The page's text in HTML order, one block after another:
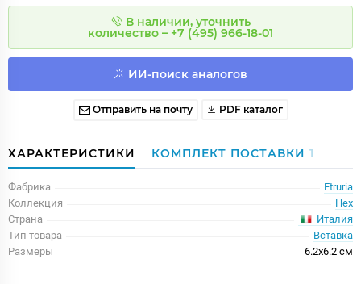
В наличии, уточнить
количество – +7 (495) 966-18-01
ИИ-поиск аналогов
Отправить на почту PDF каталог
ХАРАКТЕРИСТИКИ КОМПЛЕКТ ПОСТАВКИ 1
Фабрика
Etruria
Коллекция
Hex
Страна
Италия
Тип товара
Вставка
Размеры
6.2x6.2 см